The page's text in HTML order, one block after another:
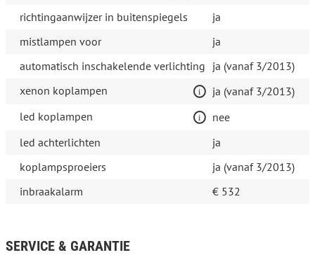
richtingaanwijzer in buitenspiegels
ja
mistlampen voor
ja
automatisch inschakelende verlichting ja (vanaf 3/2013)
xenon koplampen
ja (vanaf 3/2013)
led koplampen
nee
led achterlichten
ja
koplampsproeiers
ja (vanaf 3/2013)
inbraakalarm
€ 532
SERVICE & GARANTIE